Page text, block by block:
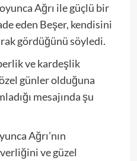
Ağrı ile güçlü bir
eden Beşer, kendisini
gördüğünü söyledi.
ve kardeşlik
günler olduğuna
mesajında şu
Ağrı’nın
ve güzel